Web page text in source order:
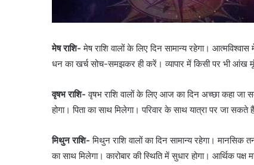
मेष राशि-मेष राशि वालों के लिए दिन सामान्य रहेगा।
धन का खर्च सोच-समझकर ही करें। व्यापार में किसी पर भी
वृषभ राशि-वृषभ राशि वालों के लिए आज का दिन अच्छा कहा जा
होगा। पिता का साथ मिलेगा। परिवार के साथ यात्रा पर जा
मिथुन राशि- मिथुन राशि वालों का दिन सामान्य रहेगा। मानसिक
का साथ मिलेगा। कारोबार की स्थिति में सुधार होगा। आर्थिक